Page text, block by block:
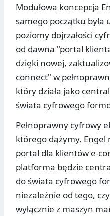
Modułowa koncepcja
samego początku
poziomy dojrzałości
od dawna "portal
dzięki nowej,
connect" w
który działa jako
świata cyfrowego
Pełnoprawny cyfrowy
którego dążymy. Engel
portal dla klientów e-
platforma będzie
do świata cyfrowego
niezależnie od tego,
wyłącznie z maszyn